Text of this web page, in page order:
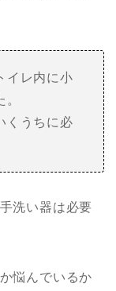
イレ内に小
くうちに必
洗い器は必要
悩んでいるか